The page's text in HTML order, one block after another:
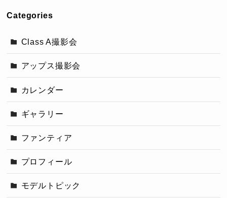
Categories
Class A撮影会
アップス撮影会
カレンダー
ギャラリー
ファンティア
プロフィール
モデルトピック